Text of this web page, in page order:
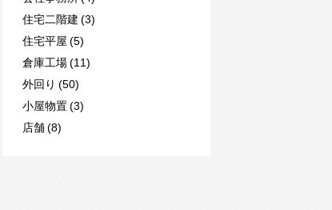
住宅二階建 (3)
住宅平屋 (5)
倉庫工場 (11)
外回り (50)
小屋物置 (3)
店舗 (8)